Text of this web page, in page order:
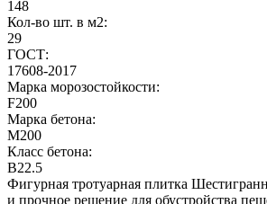
148
Кол-во шт. в м2:
29
ГОСТ:
17608-2017
Марка морозостойкости:
F200
Марка бетона:
М200
Класс бетона:
В22.5
Фигурная тротуарная плитка
и прочное решение для обустройства